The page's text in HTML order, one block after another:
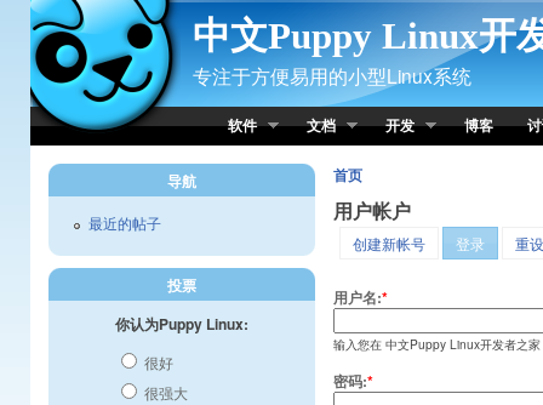
Skip to Content
中文Puppy Linux开
专注于方便易用的小型Linux系统
软件 文档 开发 博客
首页
用户帐户
创建新帐号 登录 重
用户名:*
输入您在 中文Puppy Linux开发者之
密码:*
导航
最近的帖子
投票
你认为Puppy Linux:
很好
很强大